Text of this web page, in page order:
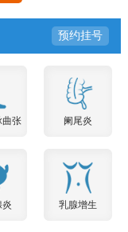
预约挂号
曲张 阑尾炎
炎 乳腺增生